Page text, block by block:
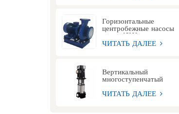
Горизонтальные
центробежные насосы
серии ISW
ЧИТАТЬ ДАЛЕЕ
Вертикальный
многоступенчатый
центробежный насос
серии CDL
ЧИТАТЬ ДАЛЕЕ